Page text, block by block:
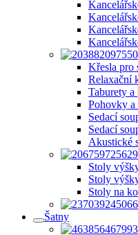
Křesla pro
Relaxační
Taburety
Pohovky a
Sedací
Sedací
Akustické
Stoly
Stoly
Stoly na
Šatny